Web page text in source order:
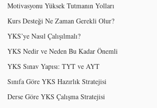
Motivasyonu Yüksek Tutmanın Yolları
Kurs Desteği Ne Zaman Gerekli Olur?
YKS’ye Nasıl Çalışılmalı?
YKS Nedir ve Neden Bu Kadar Önemli
YKS Sınav Yapısı: TYT ve AYT
Sınıfa Göre YKS Hazırlık Stratejisi
Derse Göre YKS Çalışma Stratejisi